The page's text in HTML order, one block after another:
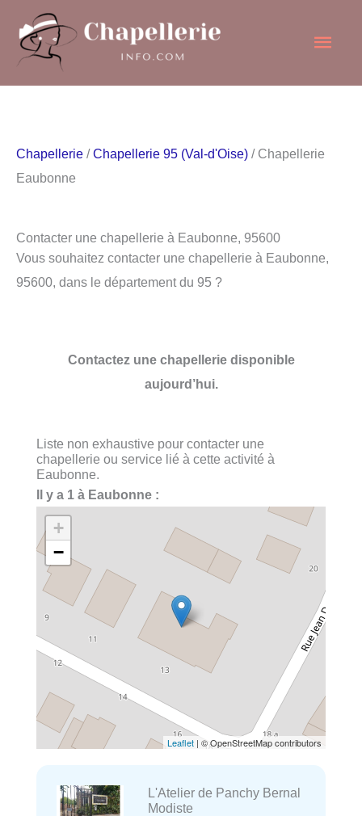
contenu
Chapellerie /Chapellerie 95 (Val-d'Oise) / Chapellerie
Eaubonne
Contacter une chapellerie à Eaubonne, 95600
Vous souhaitez contacter une chapellerie à Eaubonne,
95600, dans le département du 95 ?
Contactez une chapellerie disponible
aujourd’hui.
Liste non exhaustive pour contacter une
chapellerie ou service lié à cette activité à
Eaubonne.
Il y a 1 à Eaubonne :
+
−
Leaflet | © OpenStreetMap contributors
L'Atelier de Panchy Bernal
Modiste